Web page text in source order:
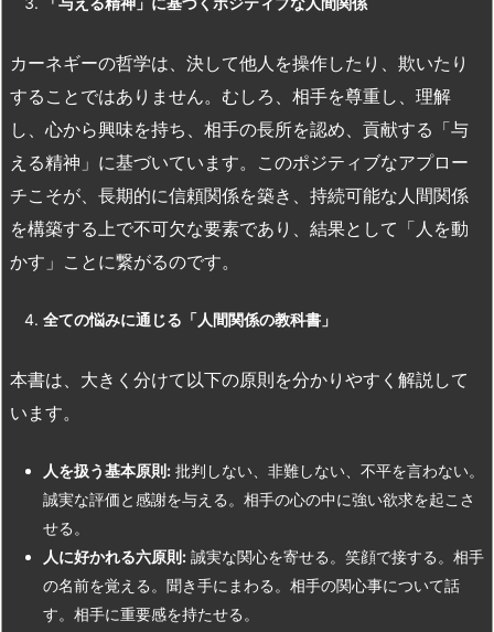
カーネギーの哲学は、決して他人を操作したり、欺いたり
することではありません。むしろ、相手を尊重し、理解
し、心から興味を持ち、相手の長所を認め、貢献する「与
える精神」に基づいています。このポジティブなアプロー
チこそが、長期的に信頼関係を築き、持続可能な人間関係
を構築する上で不可欠な要素であり、結果として「人を動
かす」ことに繋がるのです。
全ての悩みに通じる「人間関係の教科書」
本書は、大きく分けて以下の原則を分かりやすく解説して
います。
人を扱う基本原則: 批判しない、非難しない、不平を言わない。
誠実な評価と感謝を与える。相手の心の中に強い欲求を起こさ
せる。
人に好かれる六原則: 誠実な関心を寄せる。笑顔で接する。相手
の名前を覚える。聞き手にまわる。相手の関心事について話
す。相手に重要感を持たせる。